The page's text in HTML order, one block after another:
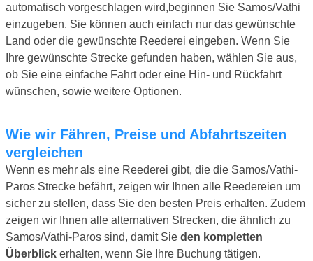
automatisch vorgeschlagen wird,beginnen Sie Samos/Vathi
einzugeben. Sie können auch einfach nur das gewünschte
Land oder die gewünschte Reederei eingeben. Wenn Sie
Ihre gewünschte Strecke gefunden haben, wählen Sie aus,
ob Sie eine einfache Fahrt oder eine Hin- und Rückfahrt
wünschen, sowie weitere Optionen.
Wie wir Fähren, Preise und Abfahrtszeiten
vergleichen
Wenn es mehr als eine Reederei gibt, die die Samos/Vathi-
Paros Strecke befährt, zeigen wir Ihnen alle Reedereien um
sicher zu stellen, dass Sie den besten Preis erhalten. Zudem
zeigen wir Ihnen alle alternativen Strecken, die ähnlich zu
Samos/Vathi-Paros sind, damit Sie den kompletten
Überblick erhalten, wenn Sie Ihre Buchung tätigen.